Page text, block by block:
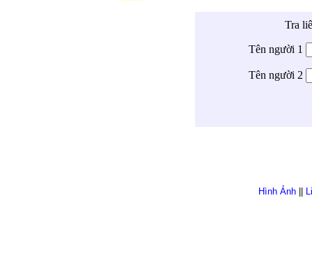
Tra
Tên người 1
Tên người 2
Hình Ảnh